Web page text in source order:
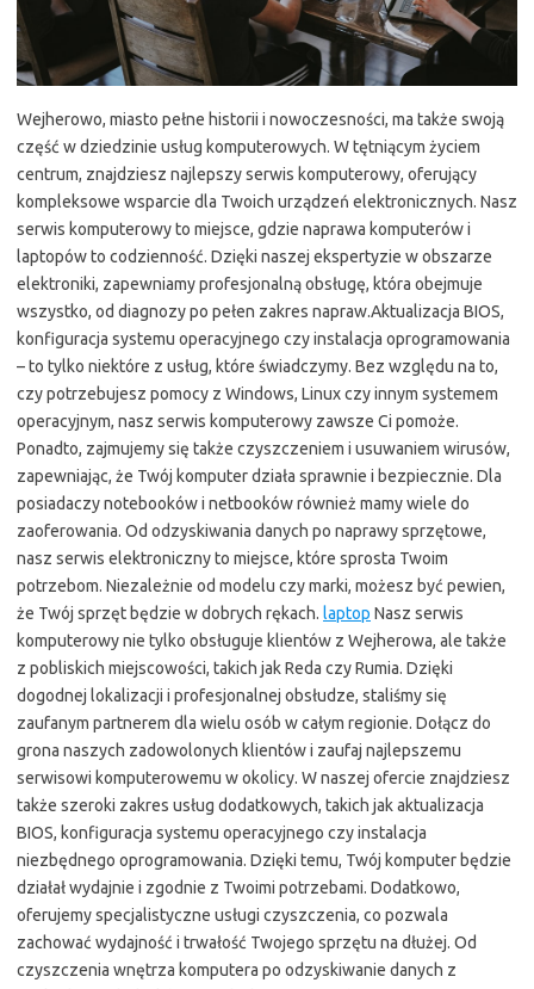
Wejherowo, miasto pełne historii i nowoczesności, ma także swoją
część w dziedzinie usług komputerowych. W tętniącym życiem
centrum, znajdziesz najlepszy serwis komputerowy, oferujący
kompleksowe wsparcie dla Twoich urządzeń elektronicznych. Nasz
serwis komputerowy to miejsce, gdzie naprawa komputerów i
laptopów to codzienność. Dzięki naszej ekspertyzie w obszarze
elektroniki, zapewniamy profesjonalną obsługę, która obejmuje
wszystko, od diagnozy po pełen zakres napraw.Aktualizacja BIOS,
konfiguracja systemu operacyjnego czy instalacja oprogramowania
– to tylko niektóre z usług, które świadczymy. Bez względu na to,
czy potrzebujesz pomocy z Windows, Linux czy innym systemem
operacyjnym, nasz serwis komputerowy zawsze Ci pomoże.
Ponadto, zajmujemy się także czyszczeniem i usuwaniem wirusów,
zapewniając, że Twój komputer działa sprawnie i bezpiecznie. Dla
posiadaczy notebooków i netbooków również mamy wiele do
zaoferowania. Od odzyskiwania danych po naprawy sprzętowe,
nasz serwis elektroniczny to miejsce, które sprosta Twoim
potrzebom. Niezależnie od modelu czy marki, możesz być pewien,
że Twój sprzęt będzie w dobrych rękach. laptop Nasz serwis
komputerowy nie tylko obsługuje klientów z Wejherowa, ale także
z pobliskich miejscowości, takich jak Reda czy Rumia. Dzięki
dogodnej lokalizacji i profesjonalnej obsłudze, staliśmy się
zaufanym partnerem dla wielu osób w całym regionie. Dołącz do
grona naszych zadowolonych klientów i zaufaj najlepszemu
serwisowi komputerowemu w okolicy. W naszej ofercie znajdziesz
także szeroki zakres usług dodatkowych, takich jak aktualizacja
BIOS, konfiguracja systemu operacyjnego czy instalacja
niezbędnego oprogramowania. Dzięki temu, Twój komputer będzie
działał wydajnie i zgodnie z Twoimi potrzebami. Dodatkowo,
oferujemy specjalistyczne usługi czyszczenia, co pozwala
zachować wydajność i trwałość Twojego sprzętu na dłużej. Od
czyszczenia wnętrza komputera po odzyskiwanie danych z